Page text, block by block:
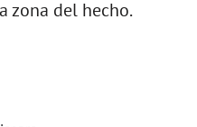
zona del hecho.